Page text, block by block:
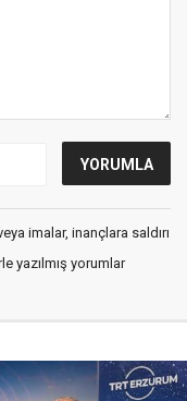
imalar, inançlara saldırı
yazılmış yorumlar